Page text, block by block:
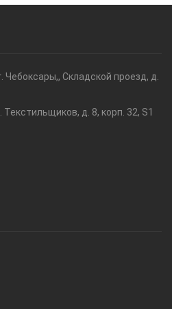
Чебоксары,, Складской проезд, д.
Текстильщиков, д. 8, корп. 32, S1